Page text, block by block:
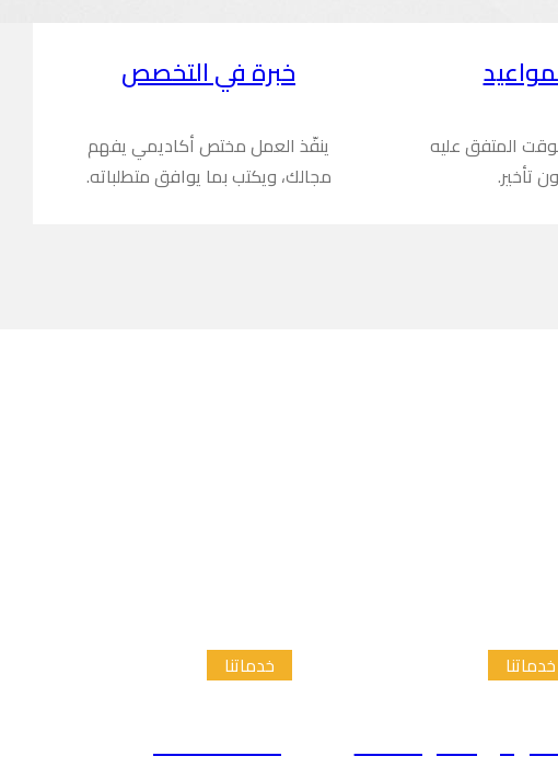
المتفق عليه
تأخير.
خبرة في التخصص
ينفّذ العمل مختص أكاديمي يفهم
مجالك، ويكتب بما يوافق متطلباته.
خدماتنا
الدراسات
خدماتنا
إعداد الاطار